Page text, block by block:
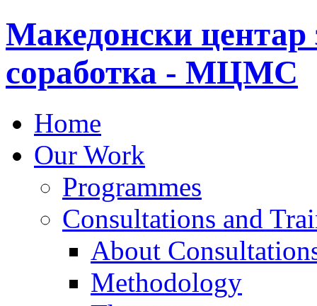
Македонски центар
соработка - МЦМС
Home
Our Work
Programmes
Consultations and
About
Methodology